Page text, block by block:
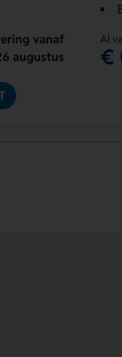
vanaf
augustus
Al
€